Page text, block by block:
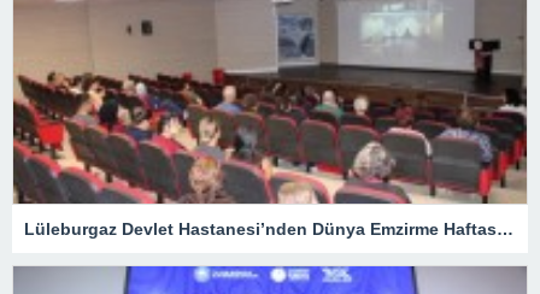
Lüleburgaz Devlet Hastanesi’nden Dünya Emzirme Haftası Katılımı